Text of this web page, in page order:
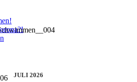
JULI 2026